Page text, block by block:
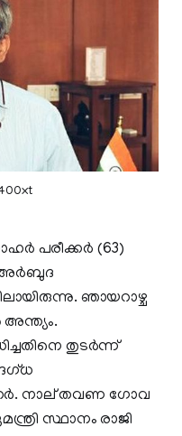
പരീക്കര്‍ (63)
അര്‍ബുദ
ഞായറാഴ്ച
തുടർന്ന്
നാല് തവണ ഗോവ
സ്ഥാനം രാജി